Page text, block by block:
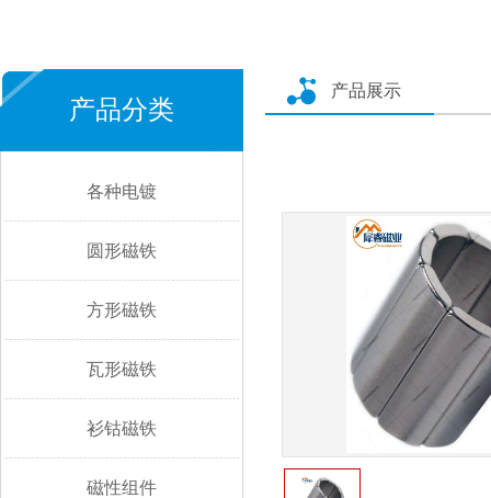
产品分类
各种电镀
圆形磁铁
方形磁铁
瓦形磁铁
衫钴磁铁
磁性组件
产品展示